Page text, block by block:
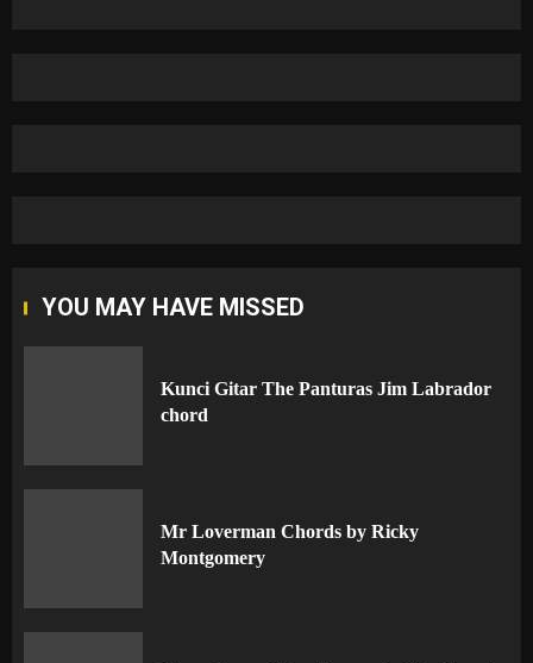
YOU MAY HAVE MISSED
Kunci Gitar The Panturas Jim Labrador
chord
Mr Loverman Chords by Ricky
Montgomery